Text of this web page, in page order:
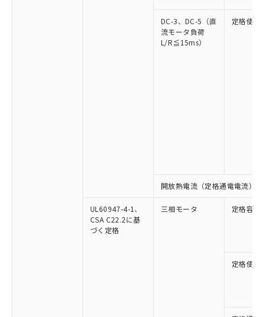
DC-3、DC-5（直
流モータ負荷
L/R≦15ms）
定格使用
開放熱電流（定格通電電流）
UL60947-4-1、
CSA C22.2に基
づく定格
三相モータ 定格容量
定格使用